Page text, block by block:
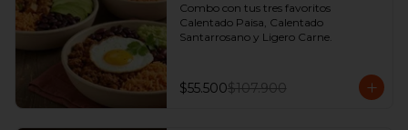
Combo con tus tres favoritos
Calentado Paisa, Calentado
Santarrosano y Ligero Carne.
$55.500$107.900